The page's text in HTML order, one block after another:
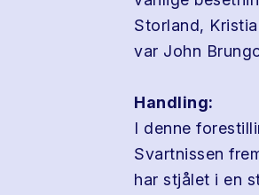
Storland,
var John
Handling:
I denne
Svartnissen
har stjålet i en